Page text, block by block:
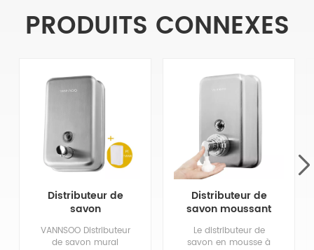
PRODUITS CONNEXES
Distributeur de
savon
acier inoxydable
VANNSOO Distributeur
de savon mural
Distributeur de
savon moussant
inoxydable
Le distributeur de
savon en mousse à